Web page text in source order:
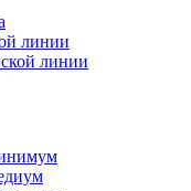
линии
линии